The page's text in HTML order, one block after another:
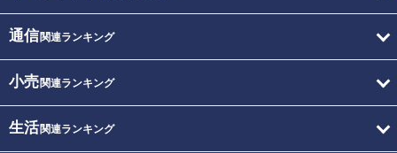
通信関連ランキング
小売関連ランキング
生活関連ランキング